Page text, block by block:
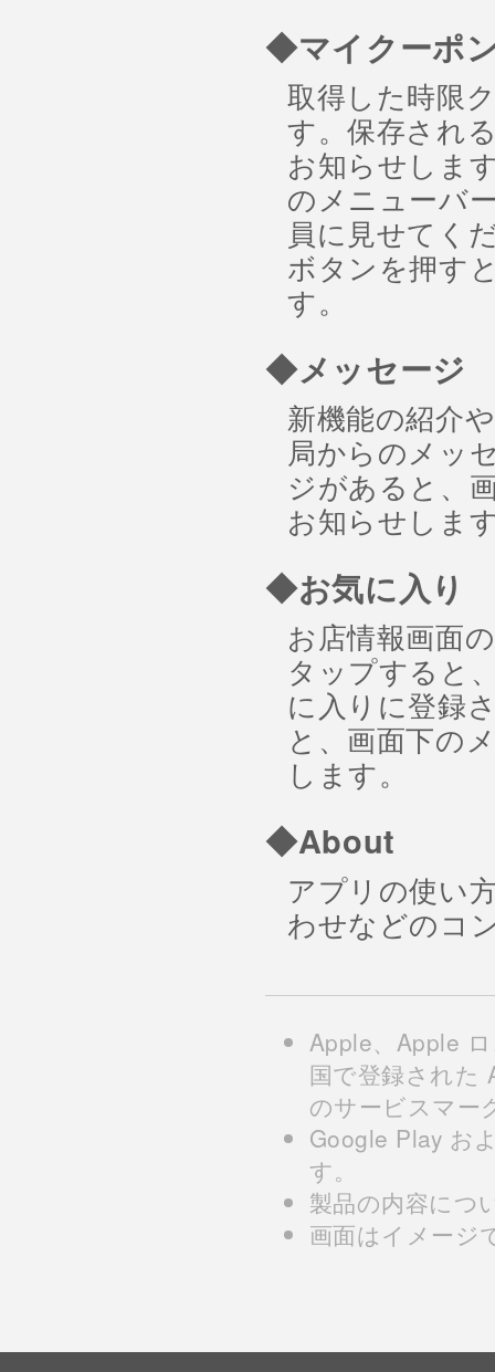
◆マイクーポ
取得した時限
す。保存され
お知らせしま
のメニューバ
員に見せてく
ボタンを押す
す。
◆メッセージ
新機能の紹介
局からのメッ
ジがあると、
お知らせしま
◆お気に入り
お店情報画面
タップすると
に入りに登録
と、画面下の
します。
◆About
アプリの使い
わせなどのコ
Apple、Apple
国で登録された
のサービスマー
Google Play お
す。
製品の内容につ
画面はイメージ